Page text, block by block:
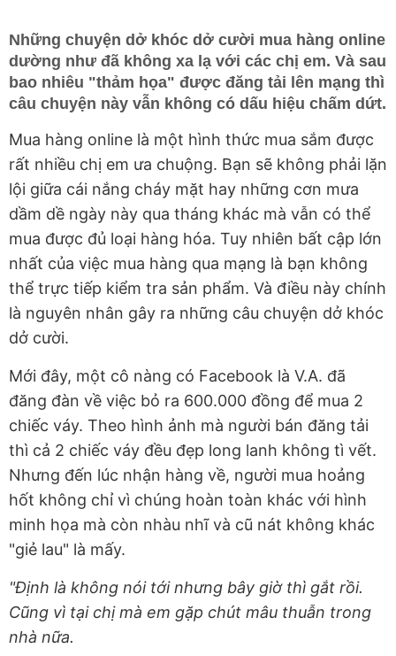
Những chuyện dở khóc dở cười mua hàng online
dường như đã không xa lạ với các chị em. Và sau
bao nhiêu "thảm họa" được đăng tải lên mạng thì
câu chuyện này vẫn không có dấu hiệu chấm dứt.
Mua hàng online là một hình thức mua sắm được
rất nhiều chị em ưa chuộng. Bạn sẽ không phải lặn
lội giữa cái nắng cháy mặt hay những cơn mưa
dầm dề ngày này qua tháng khác mà vẫn có thể
mua được đủ loại hàng hóa. Tuy nhiên bất cập lớn
nhất của việc mua hàng qua mạng là bạn không
thể trực tiếp kiểm tra sản phẩm. Và điều này chính
là nguyên nhân gây ra những câu chuyện dở khóc
dở cười.
Mới đây, một cô nàng có Facebook là V.A. đã
đăng đàn về việc bỏ ra 600.000 đồng để mua 2
chiếc váy. Theo hình ảnh mà người bán đăng tải
thì cả 2 chiếc váy đều đẹp long lanh không tì vết.
Nhưng đến lúc nhận hàng về, người mua hoảng
hốt không chỉ vì chúng hoàn toàn khác với hình
minh họa mà còn nhàu nhĩ và cũ nát không khác
"giẻ lau" là mấy.
"Định là không nói tới nhưng bây giờ thì gắt rồi.
Cũng vì tại chị mà em gặp chút mâu thuẫn trong
nhà nữa.